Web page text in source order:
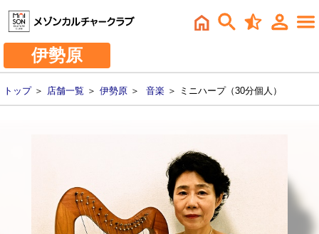
伊勢原
トップ＞ 店舗一覧 ＞ 伊勢原 ＞ 音楽 ＞ ミニハープ（30分個人）